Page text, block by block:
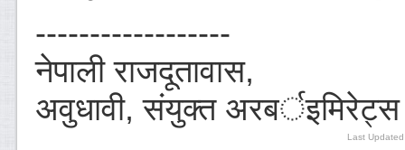
------------------
नेपाली राजदूतावास,
अवुधावी, संयुक्त
Last